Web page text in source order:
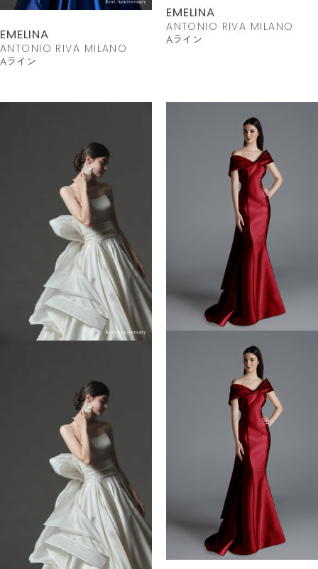
EMELINA
ANTONIO RIVA MILANO
Aライン
EMELINA
ANTONIO RIVA MILANO
Aライン